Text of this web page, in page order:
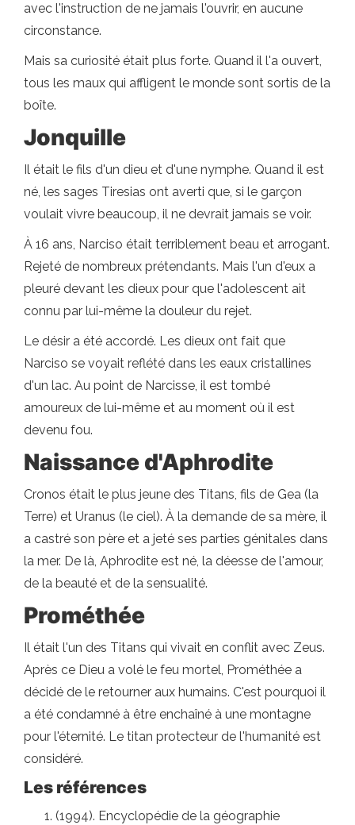
avec l'instruction de ne jamais l'ouvrir, en aucune
circonstance.
Mais sa curiosité était plus forte. Quand il l'a ouvert,
tous les maux qui affligent le monde sont sortis de la
boîte.
Jonquille
Il était le fils d'un dieu et d'une nymphe. Quand il est
né, les sages Tiresias ont averti que, si le garçon
voulait vivre beaucoup, il ne devrait jamais se voir.
À 16 ans, Narciso était terriblement beau et arrogant.
Rejeté de nombreux prétendants. Mais l'un d'eux a
pleuré devant les dieux pour que l'adolescent ait
connu par lui-même la douleur du rejet.
Le désir a été accordé. Les dieux ont fait que
Narciso se voyait reflété dans les eaux cristallines
d'un lac. Au point de Narcisse, il est tombé
amoureux de lui-même et au moment où il est
devenu fou.
Naissance d'Aphrodite
Cronos était le plus jeune des Titans, fils de Gea (la
Terre) et Uranus (le ciel). À la demande de sa mère, il
a castré son père et a jeté ses parties génitales dans
la mer. De là, Aphrodite est né, la déesse de l'amour,
de la beauté et de la sensualité.
Prométhée
Il était l'un des Titans qui vivait en conflit avec Zeus.
Après ce Dieu a volé le feu mortel, Prométhée a
décidé de le retourner aux humains. C'est pourquoi il
a été condamné à être enchaîné à une montagne
pour l'éternité. Le titan protecteur de l'humanité est
considéré.
Les références
(1994). Encyclopédie de la géographie